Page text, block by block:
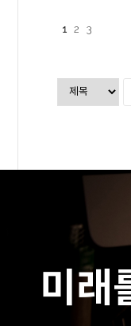
1 2 3
미래